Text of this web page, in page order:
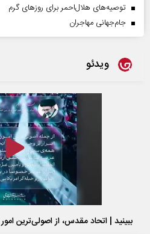
توصیه‌های هلال‌احمر برای روز‌های گرم
جام‌جهانی مهاجران
ویدئو
ببینید | اتحاد مقدس، از اصولی‌ترین